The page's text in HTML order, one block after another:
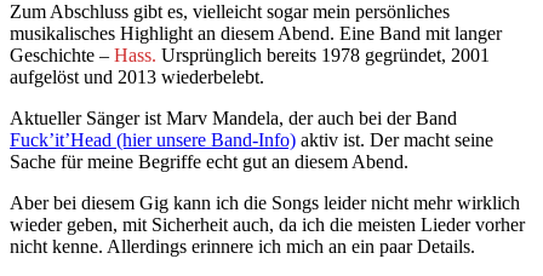
Zum Abschluss gibt es, vielleicht sogar mein persönliches
musikalisches Highlight an diesem Abend. Eine Band mit langer
Geschichte – Hass. Ursprünglich bereits 1978 gegründet, 2001
aufgelöst und 2013 wiederbelebt.
Aktueller Sänger ist Marv Mandela, der auch bei der Band
Fuck’it’Head (hier unsere Band-Info) aktiv ist. Der macht seine
Sache für meine Begriffe echt gut an diesem Abend.
Aber bei diesem Gig kann ich die Songs leider nicht mehr wirklich
wieder geben, mit Sicherheit auch, da ich die meisten Lieder vorher
nicht kenne. Allerdings erinnere ich mich an ein paar Details.